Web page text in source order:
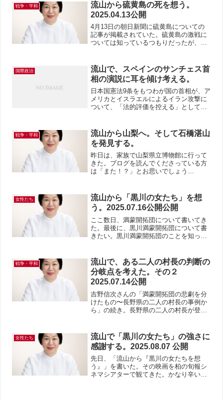
戦争・平和
流山から硫黄島の死を想う。
2025.04.13公開
4月13日の朝日新聞に硫黄島についての
記事が掲載されていた。硫黄島の激戦に
ついては知っているつもりだったが、昨
るということを知らされた。私の両親の
出身地からの部隊？が、...
国際政治
流山で、スペインのサンチェス首
相の演説に耳を傾け考える。
日本国憲法9条をもつわが国の首相が、ア
メリカとイスラエルによるイラン攻撃に
ついて、「法的評価を控える」として、
ていることだ。今回のイラン攻撃につい
て、国際法違反だと言明し...
戦争・平和
流山から山梨へ。そして石橋湛山
を発見する。
昨日は、家族で山梨県立博物館に行って
きた。ブログを読んでくださっている方
は「また！？」とお思いでしょう
更！なぜ？（笑）実は、山梨県立博物館
のミュージアムショップで、数冊...
女性たち
流山から「黒川の女たち」を想
う。2025.07.16公開公開
ここ数日、満蒙開拓団について書いてき
た。最後に、黒川満蒙開拓団について書
きたい。黒川満蒙開拓団のことを知った
て分村移民した。日本軍が農民たちを守
らず逃げていく中、多くの...
戦争・平和
流山で、ある二人の村長の判断の
分岐点を考えた。その２
2025.07.14公開
吉野信次さんの「満蒙開拓団の悲劇を分
けたもの〜長野県の二人の村長の事例か
ら」の続き。長野県の二人の村長が登場
（現豊丘町）の胡桃沢盛村長。佐々木村
長については、大日方悦夫、...
女性たち
流山で「黒川の女たち」の強さに
感謝する。2025.08.07 公開
先日、「流山から『黒川の女たちを想
う』」を書いた。その映画を柏の旬報シ
ネマシアターで観てきた。かなり辛い。